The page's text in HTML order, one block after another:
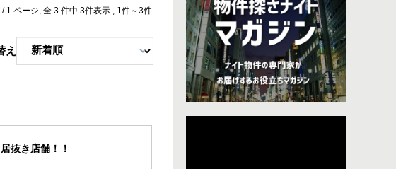
/ 1 ページ, 全 3 件中 3件表示 , 1件～3件
え
抜き店舗！！